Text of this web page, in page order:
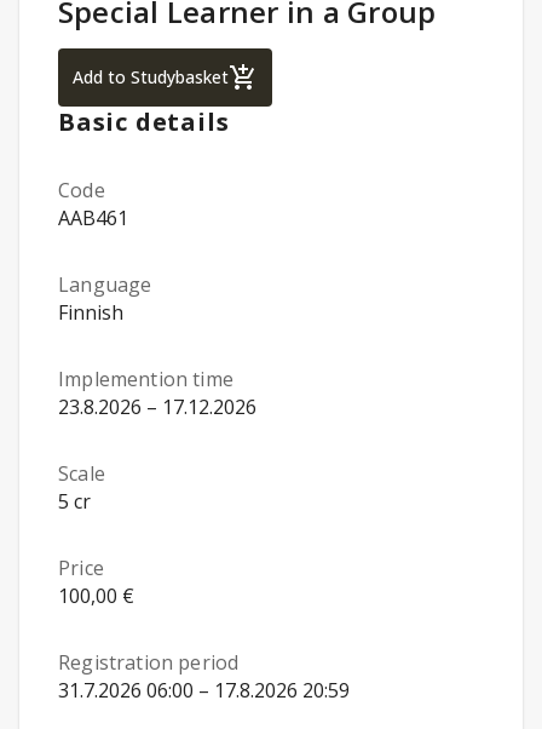
Study Details:
Special Learner in a Group
Add to StudybasketSpecial Learner in a Group
Basic details
Code
AAB461
Language
Finnish
Implemention time
23.8.2026 – 17.12.2026
Scale
5 cr
Price
100,00 €
Registration period
31.7.2026 06:00 – 17.8.2026 20:59